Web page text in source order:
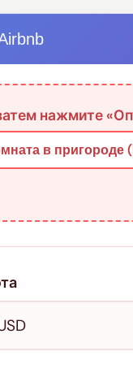
нажмите
в пригороде